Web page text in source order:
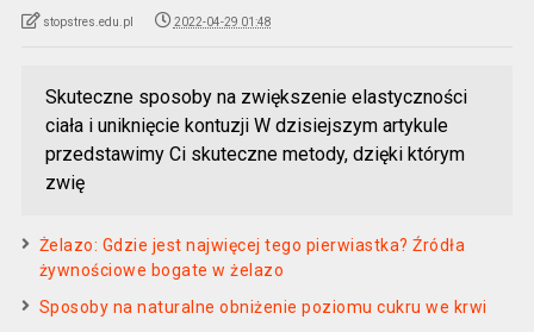
stopstres.edu.pl 2022-04-29 01:48
Skuteczne sposoby na zwiększenie elastyczności
ciała i uniknięcie kontuzji W dzisiejszym artykule
przedstawimy Ci skuteczne metody, dzięki którym
zwię
Żelazo: Gdzie jest najwięcej tego pierwiastka? Źródła
żywnościowe bogate w żelazo
Sposoby na naturalne obniżenie poziomu cukru we krwi